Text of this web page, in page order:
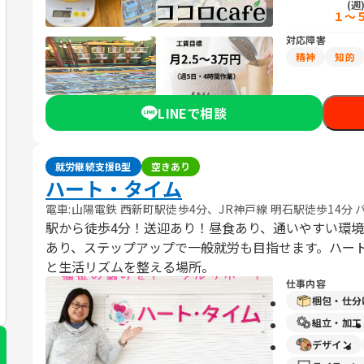
(週
１〜
対応障害
精神
知的
LINEで相談
就労継続支援B型 空きあり
ハート・タイム
電車:山陽電鉄 西新町駅徒歩4分、JR神戸線 明石駅徒歩14分
駅から徒歩4分！送迎あり！昼食あり、通いやすい環
あり、ステップアップで一般就労も目指せます。ハ
と生活リズムを整える場所。
仕事内容
梱包・仕分
組立・加工
デザイン